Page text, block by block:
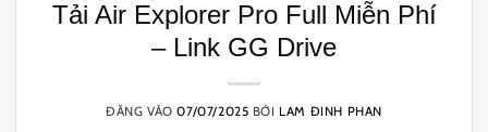
Tải Air Explorer Pro Full Miễn Phí
– Link GG Drive
ĐĂNG VÀO07/07/2025 BỞI LAM ĐINH PHAN